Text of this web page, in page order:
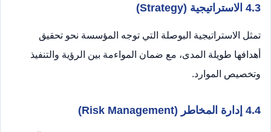
4.3 الاستراتيجية (Strategy)
تمثل الاستراتيجية البوصلة التي توجه المؤسسة نحو تحقيق
أهدافها طويلة المدى، مع ضمان المواءمة بين الرؤية والتنفيذ
وتخصيص الموارد.
4.4 إدارة المخاطر (Risk Management)